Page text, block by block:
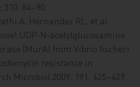
84–90.
A, Hernandez RL, et al.
UDP‑N‑acetylglucosamine
(MurA) from Vibrio fischeri
resistance in
Microbiol 2009; 191: 425–429.